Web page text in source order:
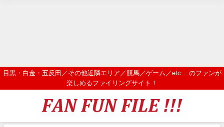
目黒・白金・五反田／その他近隣エリア／競馬／ゲーム／etc… のファンが
楽しめるファイリングサイト！